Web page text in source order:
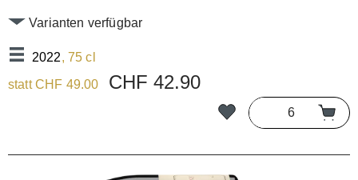
2022, 75 cl
Varianten verfügbar
statt CHF 49.00 CHF 42.90